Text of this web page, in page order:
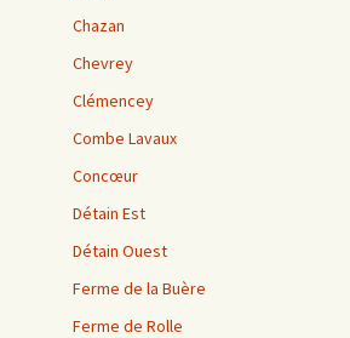
Chazan
Chevrey
Clémencey
Combe Lavaux
Concœur
Détain Est
Détain Ouest
Ferme de la Buère
Ferme de Rolle